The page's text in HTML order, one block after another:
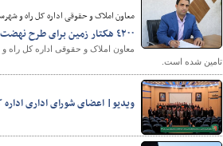
معاون املاک و حقوقی اداره کل راه و
٤٢٠٠ هکتار زمین برای طرح نهضت ملی مسکن در استان فارس تامین شده است
تامین شده است.
ویدیو| اعضای شورای اداری